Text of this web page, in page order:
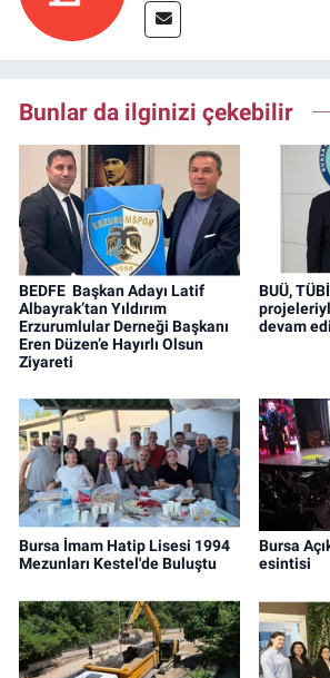
Bunlar da ilginizi çekebilir
BEDFE Başkan Adayı Latif
Albayrak’tan Yıldırım
Erzurumlular Derneği Başkanı
Eren Düzen’e Hayırlı Olsun
Ziyareti
BUÜ,
devam
Bursa İmam Hatip Lisesi 1994
Mezunları Kestel'de Buluştu
Bursa
esintisi